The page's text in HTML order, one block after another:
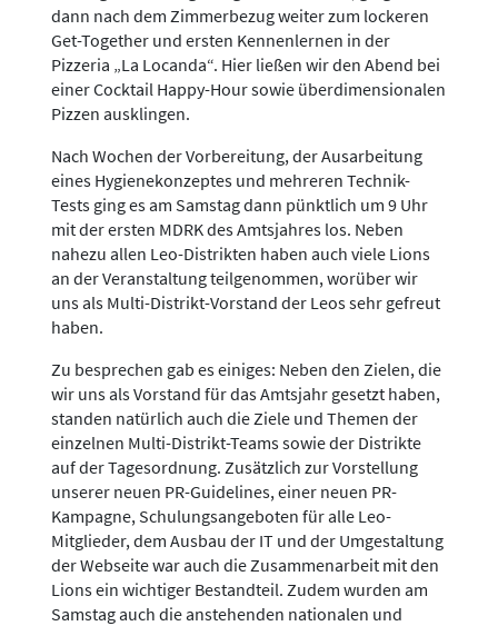
dann nach dem Zimmerbezug weiter zum lockeren
Get-Together und ersten Kennenlernen in der
Pizzeria „La Locanda“. Hier ließen wir den Abend bei
einer Cocktail Happy-Hour sowie überdimensionalen
Pizzen ausklingen.
Nach Wochen der Vorbereitung, der Ausarbeitung
eines Hygienekonzeptes und mehreren Technik-
Tests ging es am Samstag dann pünktlich um 9 Uhr
mit der ersten MDRK des Amtsjahres los. Neben
nahezu allen Leo-Distrikten haben auch viele Lions
an der Veranstaltung teilgenommen, worüber wir
uns als Multi-Distrikt-Vorstand der Leos sehr gefreut
haben.
Zu besprechen gab es einiges: Neben den Zielen, die
wir uns als Vorstand für das Amtsjahr gesetzt haben,
standen natürlich auch die Ziele und Themen der
einzelnen Multi-Distrikt-Teams sowie der Distrikte
auf der Tagesordnung. Zusätzlich zur Vorstellung
unserer neuen PR-Guidelines, einer neuen PR-
Kampagne, Schulungsangeboten für alle Leo-
Mitglieder, dem Ausbau der IT und der Umgestaltung
der Webseite war auch die Zusammenarbeit mit den
Lions ein wichtiger Bestandteil. Zudem wurden am
Samstag auch die anstehenden nationalen und